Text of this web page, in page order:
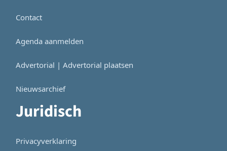
Contact
Agenda aanmelden
Advertorial | Advertorial plaatsen
Nieuwsarchief
Juridisch
Privacyverklaring